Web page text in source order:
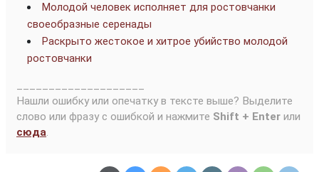
Молодой человек исполняет для ростовчанки
своеобразные серенады
Раскрыто жестокое и хитрое убийство молодой
ростовчанки
Нашли ошибку или опечатку в тексте выше? Выделите
слово или фразу с ошибкой и нажмите Shift + Enter или
сюда.